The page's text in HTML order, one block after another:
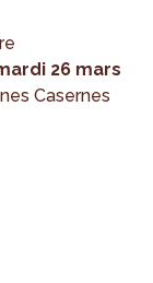
ardi 26 mars
Casernes